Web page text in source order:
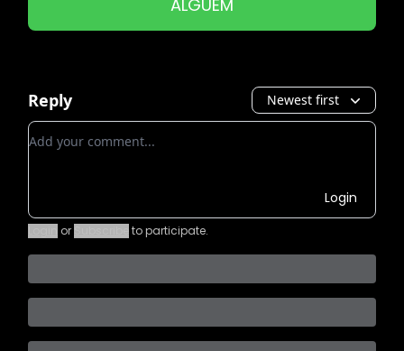
ALGUÉM
Reply Newest first
Add your comment
Login
or to participate.